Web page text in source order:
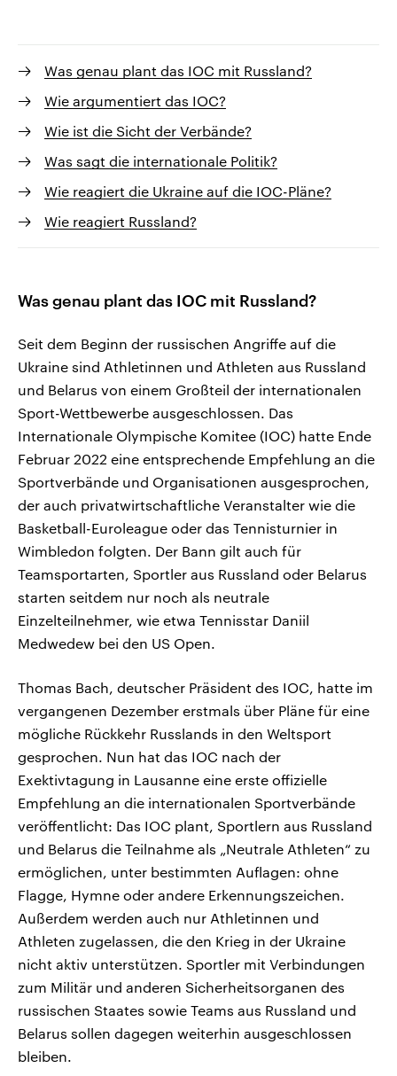
Was genau plant das IOC mit Russland?
Wie argumentiert das IOC?
Wie ist die Sicht der Verbände?
Was sagt die internationale Politik?
Wie reagiert die Ukraine auf die IOC-Pläne?
Wie reagiert Russland?
Was genau plant das IOC mit Russland?
Seit dem Beginn der russischen Angriffe auf die
Ukraine sind Athletinnen und Athleten aus Russland
und Belarus von einem Großteil der internationalen
Sport-Wettbewerbe ausgeschlossen. Das
Internationale Olympische Komitee (IOC) hatte Ende
Februar 2022 eine entsprechende Empfehlung an die
Sportverbände und Organisationen ausgesprochen,
der auch privatwirtschaftliche Veranstalter wie die
Basketball-Euroleague oder das Tennisturnier in
Wimbledon folgten. Der Bann gilt auch für
Teamsportarten, Sportler aus Russland oder Belarus
starten seitdem nur noch als neutrale
Einzelteilnehmer, wie etwa Tennisstar Daniil
Medwedew bei den US Open.
Thomas Bach, deutscher Präsident des IOC, hatte im
vergangenen Dezember erstmals über Pläne für eine
mögliche Rückkehr Russlands in den Weltsport
gesprochen. Nun hat das IOC nach der
Exektivtagung in Lausanne eine erste offizielle
Empfehlung an die internationalen Sportverbände
veröffentlicht: Das IOC plant, Sportlern aus Russland
und Belarus die Teilnahme als „Neutrale Athleten“ zu
ermöglichen, unter bestimmten Auflagen: ohne
Flagge, Hymne oder andere Erkennungszeichen.
Außerdem werden auch nur Athletinnen und
Athleten zugelassen, die den Krieg in der Ukraine
nicht aktiv unterstützen. Sportler mit Verbindungen
zum Militär und anderen Sicherheitsorganen des
russischen Staates sowie Teams aus Russland und
Belarus sollen dagegen weiterhin ausgeschlossen
bleiben.